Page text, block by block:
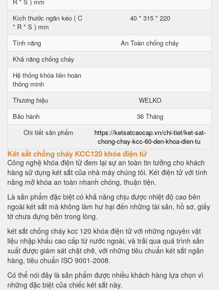
Kích thước ngăn kéo ( C
* R * S ) mm
40 * 315 * 220
Tính năng
An Toàn chống cháy
Khả năng chống cháy
Hệ thống khóa liên hoàn
thông minh
Thương hiệu
WELKO
Bảo hành
36 Tháng
Chi tiết sản phẩm
https://ketsatcaocap.vn/chi-tiet/ket-sat-
chong-chay-kcc-60-den-khoa-dien-tu
Két sắt chống cháy KCC120 khóa điện tử
Công nghệ khóa điện tử đem lại sự an toàn tin tưởng cho khách
hàng sử dụng két sắt của nhà máy chúng tôi. Két điện tử với tính
năng mở khóa an toàn nhanh chóng, thuận tiện.
Là sản phẩm đặc biệt có khả năng chịu được nhiệt độ cao bên
ngoài két sắt mà không làm hư hại đến những tài sản, hồ sơ, giấy
tờ chưa đựng bên trong lòng.
két sắt chống cháy kcc 120 khóa điện tử với những nguyên vật
liệu nhập khẩu cao cấp từ nước ngoài, và trải qua quá trình sản
xuất được giám sát chặt chẽ, với những tiêu chuẩn két sắt ngân
hàng, tiêu chuẩn ISO 9001-2008.
Có thể nói đây là sản phẩm được nhiều khách hàng lựa chọn vì
những đặc biệt của chiếc két sắt này.